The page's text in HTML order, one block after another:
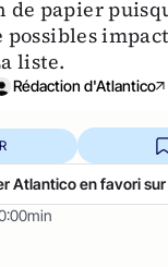
de papier
possibles
liste.
Rédaction d'Atlantico
Atlantico en favori sur